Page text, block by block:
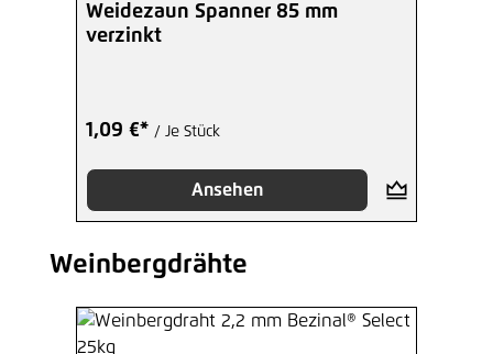
Weidezaun Spanner 85 mm
verzinkt
1,09 €* / Je Stück
Ansehen
Produktgalerie überspringen
Weinbergdrähte